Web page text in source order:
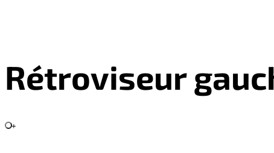
Rétroviseur
+